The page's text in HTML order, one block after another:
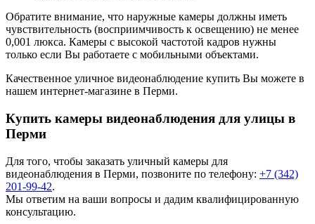
Обратите внимание, что наружные камеры должны иметь
чувствительность (восприимчивость к освещению) не менее
0,001 люкса. Камеры с высокой частотой кадров нужны
только если Вы работаете с мобильными объектами.
Качественное уличное видеонаблюдение купить Вы можете в
нашем интернет-магазине в Перми.
Купить камеры видеонаблюдения для улицы в
Перми
Для того, чтобы заказать уличный камеры для
видеонаблюдения в Перми, позвоните по телефону: +7 (342)
201-99-42.
Мы ответим на ваши вопросы и дадим квалифицированную
консультацию.